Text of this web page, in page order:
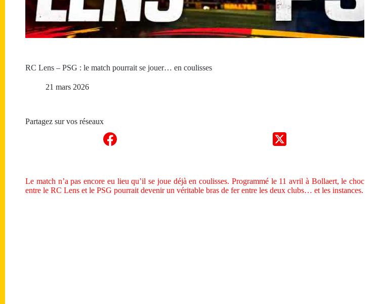
RC Lens – PSG : le match pourrait se jouer… en coulisses
21 mars 2026
Partagez sur vos réseaux
Le match n’a pas encore eu lieu qu’il se joue déjà en coulisses. Programmé le 11 avril à Bollaert, le choc
entre le RC Lens et le PSG pourrait devenir un véritable bras de fer entre les deux clubs… et les instances.